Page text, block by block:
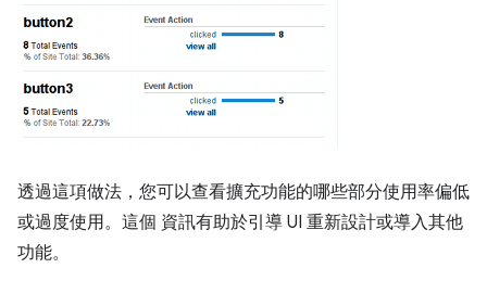
透過這項做法，您可以查看擴充功能的哪些部分使用率偏低
或過度使用。這個 資訊有助於引導 UI 重新設計或導入其他
功能。